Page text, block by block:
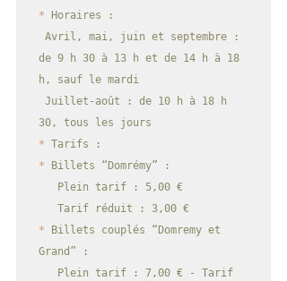
* Horaires :
de 9 h 30 à 13 h et de 14 h à 18
h, sauf le mardi
*
* Billets “Domrémy” :
* Billets couplés “Domremy et
Grand” :